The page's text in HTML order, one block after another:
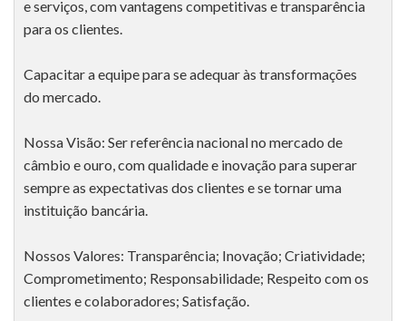
e serviços, com vantagens competitivas e transparência
para os clientes.
Capacitar a equipe para se adequar às transformações
do mercado.
Nossa Visão: Ser referência nacional no mercado de
câmbio e ouro, com qualidade e inovação para superar
sempre as expectativas dos clientes e se tornar uma
instituição bancária.
Nossos Valores: Transparência; Inovação; Criatividade;
Comprometimento; Responsabilidade; Respeito com os
clientes e colaboradores; Satisfação.